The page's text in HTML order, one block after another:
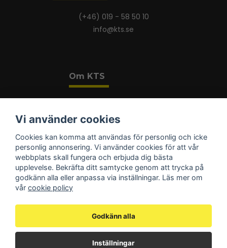
(+46) 019 - 58 50 10
info@kts.se
Om KTS
Om KTS
Vi finns på Blocket
Information
Vanliga frågor
Integritetspolicy
Köpvillkor & garanti
Frakt- och leveransvillkor
Vi använder cookies
Cookies kan komma att användas för personlig och icke
personlig annonsering. Vi använder cookies för att vår
webbplats skall fungera och erbjuda dig bästa
upplevelse. Bekräfta ditt samtycke genom att trycka på
godkänn alla eller anpassa via inställningar. Läs mer om
vår cookie policy
Godkänn alla
Inställningar